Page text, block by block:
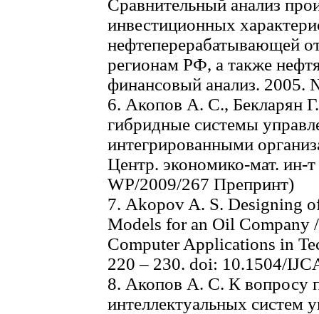
Сравнительный анализ
инвестиционных
нефтеперерабатывающей
регионам РФ, а также
финансовый анализ. 2005.
6. Акопов А. С., Бекларян
гибридные системы
интегрированными
Центр. экономико-мат. ин-
WP/2009/267 Препринт)
7. Akopov A. S. Designing
Models for an Oil Company
Computer Applications in
220 – 230. doi: 10.1504/
8. Акопов А. С. К вопросу
интеллектуальных систем